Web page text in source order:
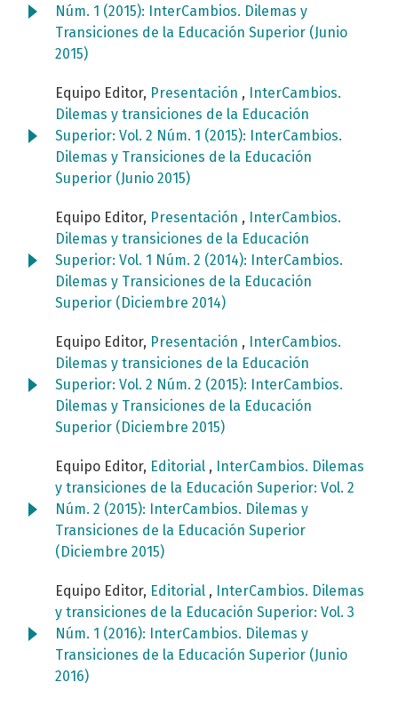
Núm. 1 (2015): InterCambios. Dilemas y
Transiciones de la Educación Superior (Junio
2015)
Equipo Editor, Presentación ,
InterCambios.
Dilemas y transiciones de la Educación
Superior: Vol. 2 Núm. 1 (2015): InterCambios.
Dilemas y Transiciones de la Educación
Superior (Junio 2015)
Equipo Editor, Presentación ,
InterCambios.
Dilemas y transiciones de la Educación
Superior: Vol. 1 Núm. 2 (2014): InterCambios.
Dilemas y Transiciones de la Educación
Superior (Diciembre 2014)
Equipo Editor, Presentación ,
InterCambios.
Dilemas y transiciones de la Educación
Superior: Vol. 2 Núm. 2 (2015): InterCambios.
Dilemas y Transiciones de la Educación
Superior (Diciembre 2015)
Equipo Editor, Editorial ,
InterCambios. Dilemas
y transiciones de la Educación Superior: Vol. 2
Núm. 2 (2015): InterCambios. Dilemas y
Transiciones de la Educación Superior
(Diciembre 2015)
Equipo Editor, Editorial ,
InterCambios. Dilemas
y transiciones de la Educación Superior: Vol. 3
Núm. 1 (2016): InterCambios. Dilemas y
Transiciones de la Educación Superior (Junio
2016)